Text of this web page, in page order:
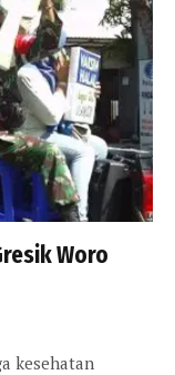
Woro
kesehatan